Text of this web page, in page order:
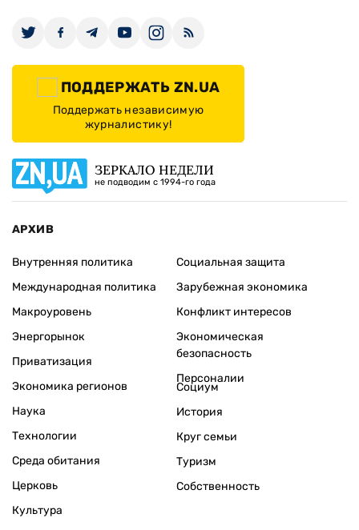
ПОДДЕРЖАТЬ ZN.UA
Поддержать независимую
журналистику!
ЗЕРКАЛО НЕДЕЛИ
не подводим с 1994-го года
АРХИВ
Внутренняя политика
Международная политика
Макроуровень
Энергорынок
Приватизация
Экономика регионов
Социальная защита
Зарубежная экономика
Конфликт интересов
Экономическая
безопасность
Персоналии
Наука
Технологии
Среда обитания
Церковь
Культура
Социум
История
Круг семьи
Туризм
Собственность